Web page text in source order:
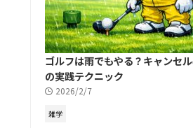
ゴルフは雨でもやる？キャンセ
の実践テクニック
2026/2/7
雑学